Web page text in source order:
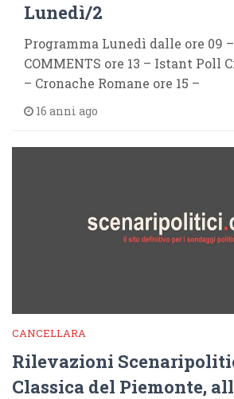
Lunedì/2
Programma Lunedì dalle ore 09
COMMENTS ore 13 – Istant Poll
– Cronache Romane ore 15 –
16 anni ago
CANCELLARA
Rilevazioni
Classica del Piemonte,